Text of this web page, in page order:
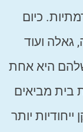
כיום
גאלה ועוד
שלהם היא אחת
בית מביאים
יותר